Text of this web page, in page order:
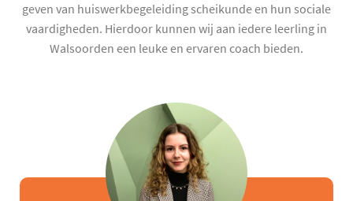
geven van huiswerkbegeleiding scheikunde en hun sociale
vaardigheden. Hierdoor kunnen wij aan iedere leerling in
Walsoorden een leuke en ervaren coach bieden.